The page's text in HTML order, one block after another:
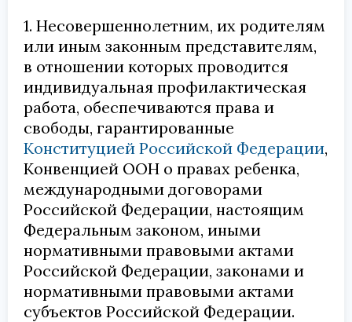
1. Несовершеннолетним, их родителям
или иным законным представителям,
в отношении которых проводится
индивидуальная профилактическая
работа, обеспечиваются права и
свободы, гарантированные
Конституцией Российской Федерации,
Конвенцией ООН о правах ребенка,
международными договорами
Российской Федерации, настоящим
Федеральным законом, иными
нормативными правовыми актами
Российской Федерации, законами и
нормативными правовыми актами
субъектов Российской Федерации.